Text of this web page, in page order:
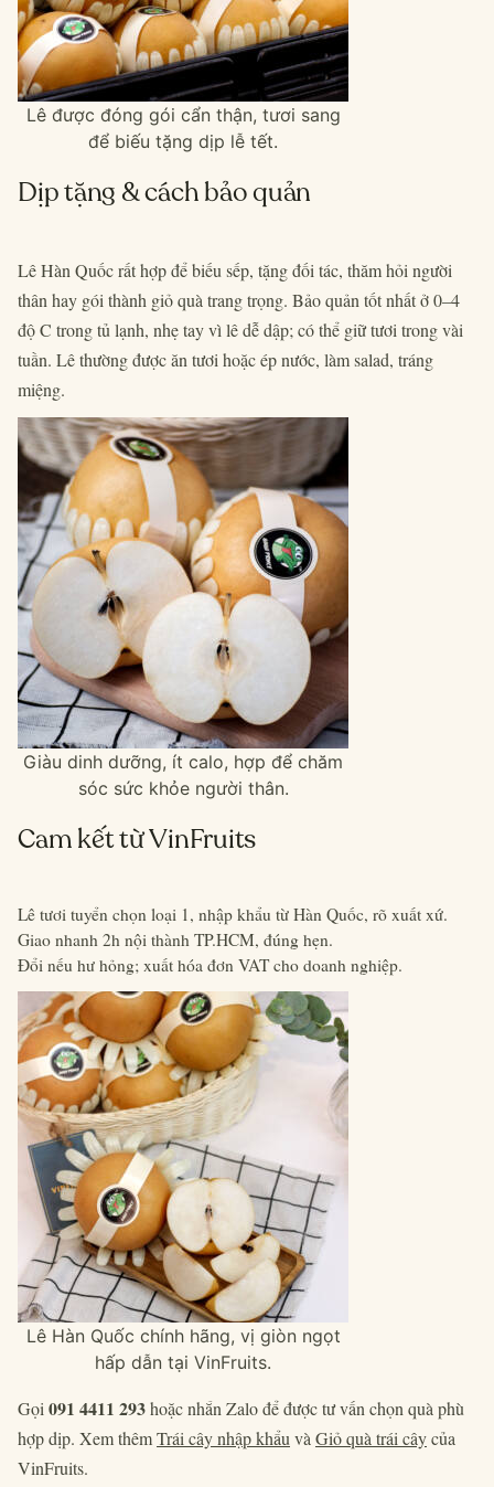
Lê được đóng gói cẩn thận, tươi sang
để biếu tặng dịp lễ tết.
Dịp tặng & cách bảo quản
Lê Hàn Quốc rất hợp để biếu sếp, tặng đối tác, thăm hỏi người
thân hay gói thành giỏ quà trang trọng. Bảo quản tốt nhất ở 0–4
độ C trong tủ lạnh, nhẹ tay vì lê dễ dập; có thể giữ tươi trong vài
tuần. Lê thường được ăn tươi hoặc ép nước, làm salad, tráng
miệng.
Giàu dinh dưỡng, ít calo, hợp để chăm
sóc sức khỏe người thân.
Cam kết từ VinFruits
Lê tươi tuyển chọn loại 1, nhập khẩu từ Hàn Quốc, rõ xuất xứ.
Giao nhanh 2h nội thành TP.HCM, đúng hẹn.
Đổi nếu hư hỏng; xuất hóa đơn VAT cho doanh nghiệp.
Lê Hàn Quốc chính hãng, vị giòn ngọt
hấp dẫn tại VinFruits.
Gọi 091 4411 293hoặc nhắn Zalo để được tư vấn chọn quà phù
hợp dịp. Xem thêmTrái cây nhập khẩu và Giỏ quà trái câycủa
VinFruits.